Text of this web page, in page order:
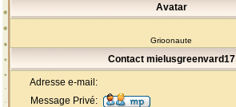
Avatar
Grioonaute
Contact mielusgreenvard17
Adresse e-mail:
Message Privé: